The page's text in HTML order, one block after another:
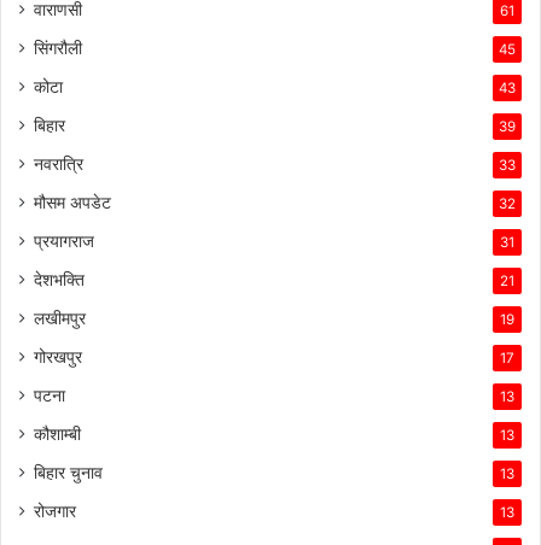
वाराणसी 61
सिंगरौली 45
कोटा 43
बिहार 39
नवरात्रि 33
मौसम अपडेट 32
प्रयागराज 31
देशभक्ति 21
लखीमपुर 19
गोरखपुर 17
पटना 13
कौशाम्बी 13
बिहार चुनाव 13
रोजगार 13